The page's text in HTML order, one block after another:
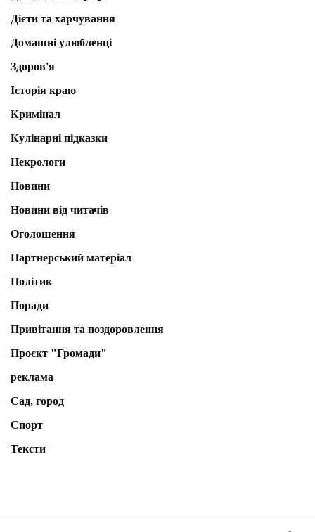
Дієти та харчування
Домашні улюбленці
Здоров'я
Історія краю
Кримінал
Кулінарні підказки
Некрологи
Новини
Новини від читачів
Оголошення
Партнерський матеріал
Політик
Поради
Привітання та поздоровлення
Проєкт "Громади"
реклама
Сад, город
Спорт
Тексти